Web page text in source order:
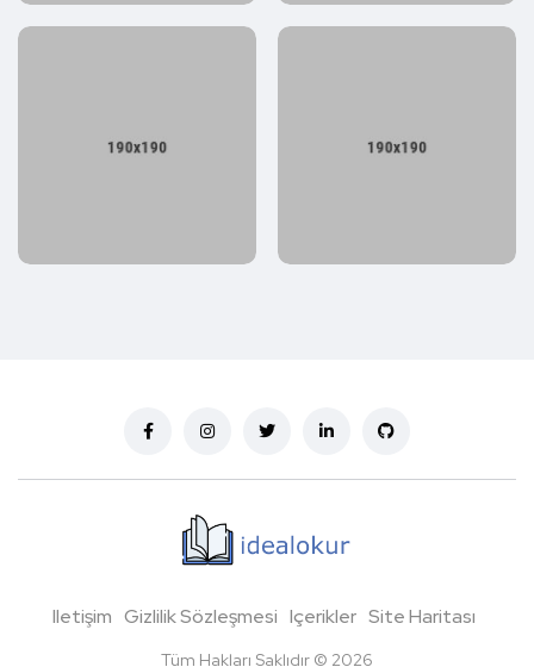
Iletişim Gizlilik Sözleşmesi Içerikler Site Haritası
Tüm Hakları Saklıdır © 2026